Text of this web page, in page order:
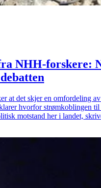
NHH­-forskere:
at det skjer en omfordeling
hvorfor strømkoblingen til
motstand her i landet,